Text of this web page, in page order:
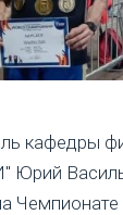
кафедры
Юрий